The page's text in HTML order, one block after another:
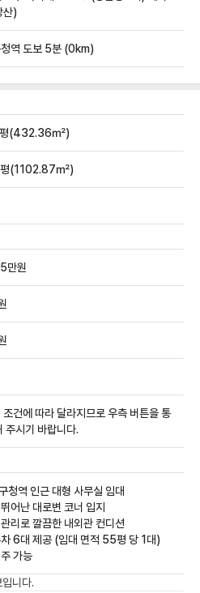
산)
역 도보 5분 (0km)
평(432.36㎡)
평(1102.87㎡)
만원
조건에 따라 달라지므로 우측 버튼을 통
주시기 바랍니다.
청역 인근 대형 사무실 임대
어난 대로변 코너 입지
리로 깔끔한 내외관 컨디션
6대 제공 (임대 면적 55평 당 1대)
가능
니다.